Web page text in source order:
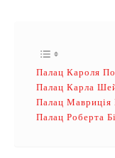
Палац Кароля
Палац Карла
Палац Мавриція
Палац Роберта